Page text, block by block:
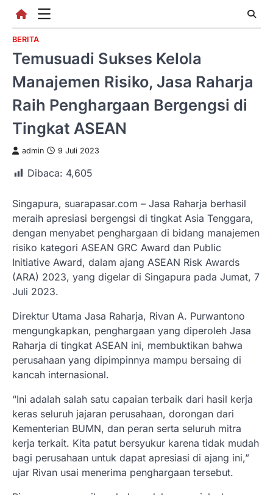
content
BERITA
Temusuadi Sukses Kelola
Manajemen Risiko, Jasa Raharja
Raih Penghargaan Bergengsi di
Tingkat ASEAN
admin 9 Juli 2023
Dibaca: 4,605
Singapura, suarapasar.com – Jasa Raharja berhasil
meraih apresiasi bergengsi di tingkat Asia Tenggara,
dengan menyabet penghargaan di bidang manajemen
risiko kategori ASEAN GRC Award dan Public
Initiative Award, dalam ajang ASEAN Risk Awards
(ARA) 2023, yang digelar di Singapura pada Jumat, 7
Juli 2023.
Direktur Utama Jasa Raharja, Rivan A. Purwantono
mengungkapkan, penghargaan yang diperoleh Jasa
Raharja di tingkat ASEAN ini, membuktikan bahwa
perusahaan yang dipimpinnya mampu bersaing di
kancah internasional.
“Ini adalah salah satu capaian terbaik dari hasil kerja
keras seluruh jajaran perusahaan, dorongan dari
Kementerian BUMN, dan peran serta seluruh mitra
kerja terkait. Kita patut bersyukur karena tidak mudah
bagi perusahaan untuk dapat apresiasi di ajang ini,”
ujar Rivan usai menerima penghargaan tersebut.